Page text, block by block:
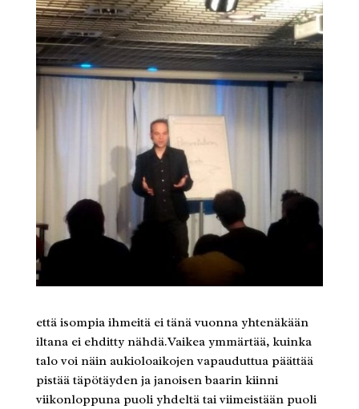
että isompia ihmeitä ei tänä vuonna yhtenäkään
iltana ei ehditty nähdä.Vaikea ymmärtää, kuinka
talo voi näin aukioloaikojen vapauduttua päättää
pistää täpötäyden ja janoisen baarin kiinni
viikonloppuna puoli yhdeltä tai viimeistään puoli